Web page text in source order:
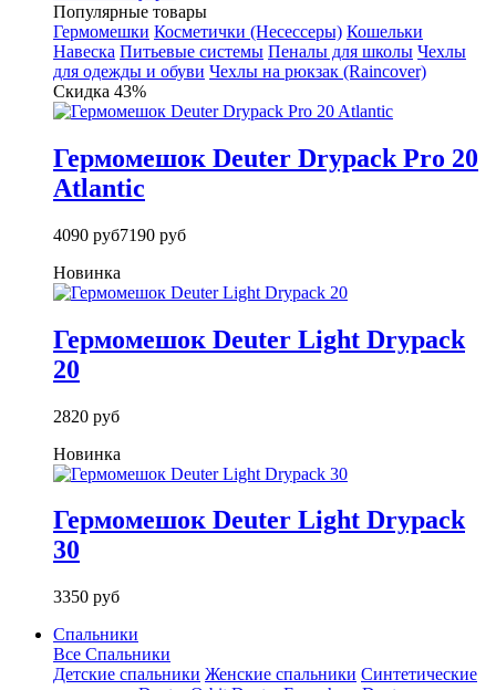
Популярные товары
Гермомешки Косметички (Несессеры) Кошельки
Навеска Питьевые системы Пеналы для школы Чехлы
для одежды и обуви Чехлы на рюкзак (Raincover)
Скидка 43%
Гермомешок Deuter Drypack Pro 20
Atlantic
4090 руб7190 руб
Новинка
Гермомешок Deuter Light Drypack
20
2820 руб
Новинка
Гермомешок Deuter Light Drypack
30
3350 руб
Спальники
Все Спальники
Детские спальники Женские спальники Синтетические